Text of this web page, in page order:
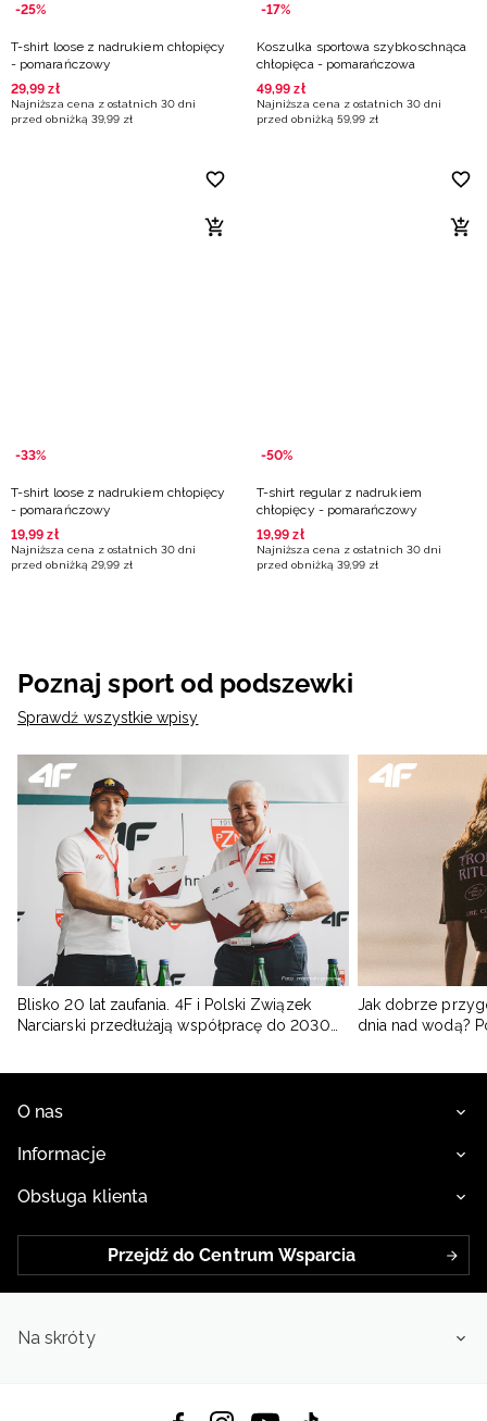
-25%
T-shirt loose z nadrukiem chłopięcy
- pomarańczowy
29,99 zł
Najniższa cena z ostatnich 30 dni
przed obniżką 39,99 zł
-17%
Koszulka sportowa szybkoschnąca
chłopięca - pomarańczowa
49,99 zł
Najniższa cena z ostatnich 30 dni
przed obniżką 59,99 zł
-33%
T-shirt loose z nadrukiem chłopięcy
- pomarańczowy
19,99 zł
Najniższa cena z ostatnich 30 dni
przed obniżką 29,99 zł
-50%
T-shirt regular z nadrukiem
chłopięcy - pomarańczowy
19,99 zł
Najniższa cena z ostatnich 30 dni
przed obniżką 39,99 zł
Poznaj sport od podszewki
Sprawdź wszystkie wpisy
Blisko 20 lat zaufania. 4F i Polski Związek
Narciarski przedłużają współpracę do 2030
Jak dobrze
dnia nad wodą?
O nas
Informacje
Obsługa klienta
Przejdź do Centrum Wsparcia
Na skróty